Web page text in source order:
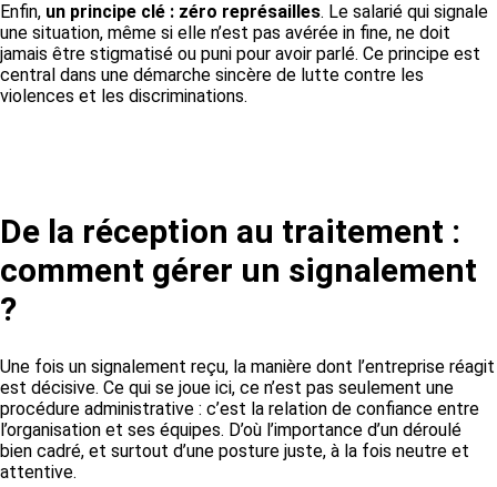
Enfin, un principe clé : zéro représailles. Le salarié qui signale
une situation, même si elle n’est pas avérée in fine, ne doit
jamais être stigmatisé ou puni pour avoir parlé. Ce principe est
central dans une démarche sincère de lutte contre les
violences et les discriminations.
De la réception au traitement :
comment gérer un signalement
?
Une fois un signalement reçu, la manière dont l’entreprise réagit
est décisive. Ce qui se joue ici, ce n’est pas seulement une
procédure administrative : c’est la relation de confiance entre
l’organisation et ses équipes. D’où l’importance d’un déroulé
bien cadré, et surtout d’une posture juste, à la fois neutre et
attentive.